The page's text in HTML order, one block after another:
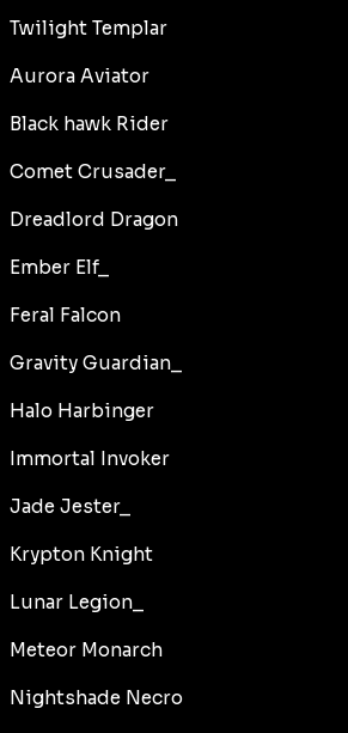
Twilight Templar
Aurora Aviator
Black hawk Rider
Comet Crusader_
Dreadlord Dragon
Ember Elf_
Feral Falcon
Gravity Guardian_
Halo Harbinger
Immortal Invoker
Jade Jester_
Krypton Knight
Lunar Legion_
Meteor Monarch
Nightshade Necro